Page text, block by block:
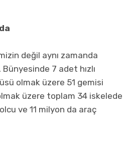
değil aynı zamanda
7 adet hızlı
olmak üzere 51 gemisi
üzere toplam 34 iskelede
ve 11 milyon da araç